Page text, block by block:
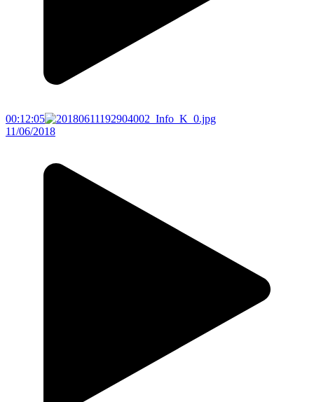
00:12:05
11/06/2018